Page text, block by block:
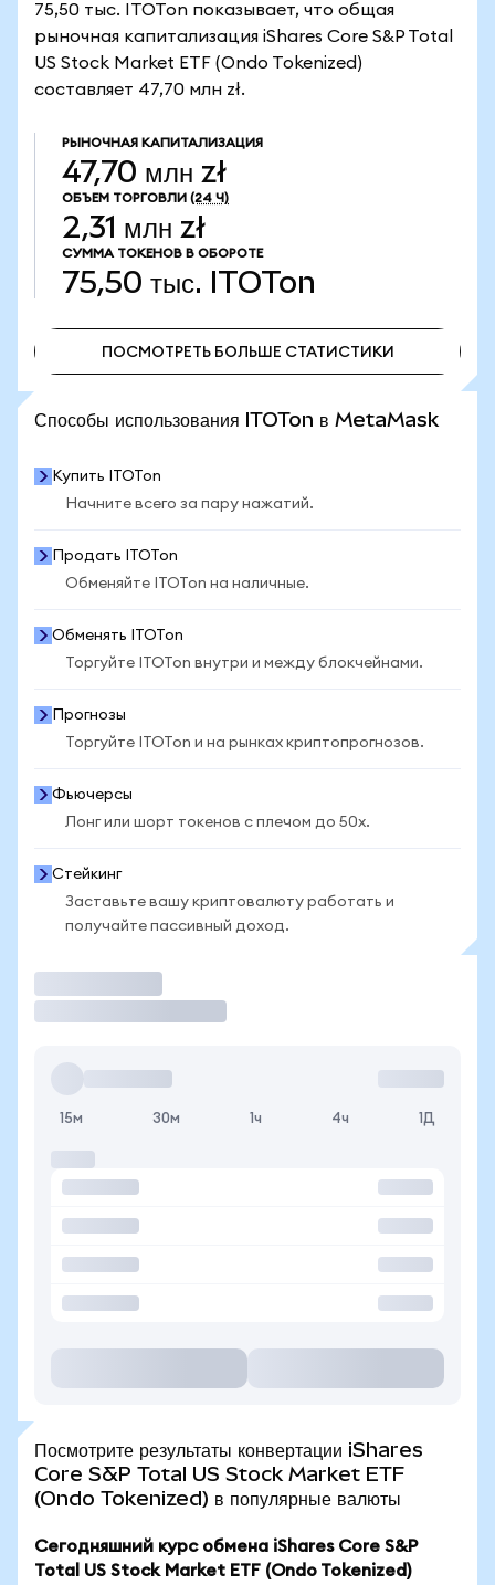
75,50 тыс. ITOTon показывает, что общая
рыночная капитализация iShares Core S&P Total
US Stock Market ETF (Ondo Tokenized)
составляет 47,70 млн zł.
РЫНОЧНАЯ КАПИТАЛИЗАЦИЯ
47,70 млн zł
ОБЪЕМ ТОРГОВЛИ (24 Ч)
2,31 млн zł
СУММА ТОКЕНОВ В ОБОРОТЕ
75,50 тыс. ITOTon
ПОСМОТРЕТЬ БОЛЬШЕ СТАТИСТИКИ
Способы использования ITOTon в MetaMask
Купить ITOTon
Начните всего за пару нажатий.
Продать ITOTon
Обменяйте ITOTon на наличные.
Обменять ITOTon
Торгуйте ITOTon внутри и между блокчейнами.
Прогнозы
Торгуйте ITOTon и на рынках криптопрогнозов.
Фьючерсы
Лонг или шорт токенов с плечом до 50x.
Стейкинг
Заставьте вашу криптовалюту работать и
получайте пассивный доход.
15м 30м 1ч 4ч 1Д
Посмотрите результаты конвертации iShares
Core S&P Total US Stock Market ETF
(Ondo Tokenized) в популярные валюты
Сегодняшний курс обмена iShares Core S&P
Total US Stock Market ETF (Ondo Tokenized)